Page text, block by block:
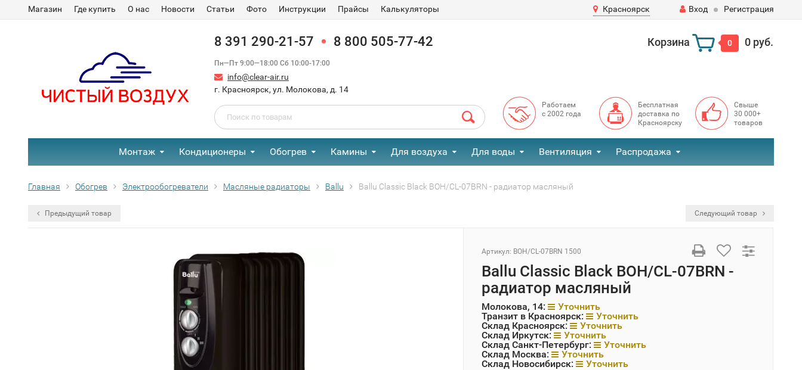
Магазин Где купить О нас Новости Статьи Фото Инструкции Прайсы Калькуляторы Красноярск Вход Регистрация
8 391 290-21-57 8 800 505-77-42
Пн—Пт 9:00—18:00 Сб 10:00-17:00
info@clear-air.ru
г. Красноярск, ул. Молокова, д. 14
Корзина 0 0 руб.
Работаем
с 2002 года
Бесплатная
доставка по
Красноярску
Свыше
30 000+
товаров
Монтаж Кондиционеры Обогрев Камины Для воздуха Для воды Вентиляция Распродажа
Главная Обогрев Электрообогреватели Масляные радиаторы Ballu Ballu Classic Black BOH/CL-07BRN - радиатор масляный
Предыдущий товар Следующий товар
Артикул: BOH/CL-07BRN 1500
Ballu Classic Black BOH/CL-07BRN -
радиатор масляный
Молокова, 14:
Уточнить
Транзит в Красноярск:
Уточнить
Склад Красноярск:
Уточнить
Склад Иркутск:
Уточнить
Склад Санкт-Петербург:
Уточнить
Склад Москва:
Уточнить
Склад Новосибирск:
Уточнить